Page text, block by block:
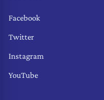
Facebook
Twitter
Instagram
YouTube